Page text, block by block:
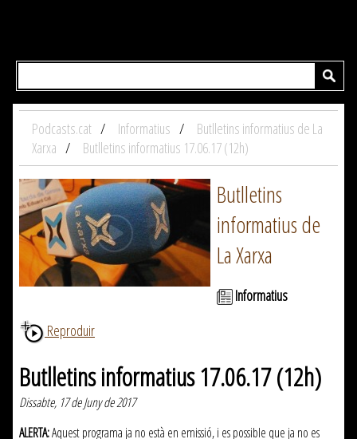
Podcasts.cat Informatius
Butlletins informatius de La
Xarxa
Butlletins informatius 17.06.17 (12h)
Butlletins
informatius de
La Xarxa
Informatius
Reproduir
Butlletins informatius 17.06.17 (12h)
Dissabte, 17 de Juny de 2017
ALERTA:Aquest programa ja no està en emissió, i es possible que ja no es